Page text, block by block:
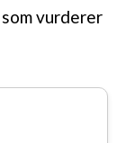
vurderer